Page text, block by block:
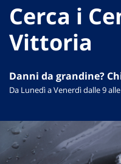
Cerca i
Vittoria
Danni da grandine?
Da Lunedì a Venerdì dalle 9